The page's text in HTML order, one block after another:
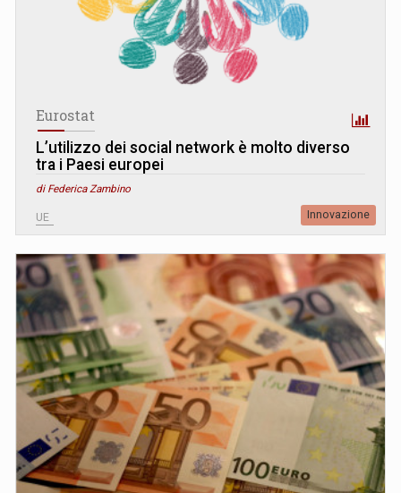
Eurostat
L’utilizzo dei social network è molto diverso
tra i Paesi europei
di Federica Zambino
UE Innovazione